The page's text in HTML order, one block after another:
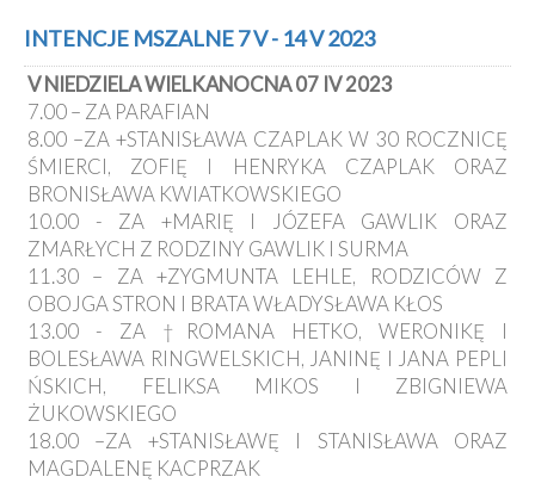
Kancelaria
Galeria
Nowy
Staw
Kapituła
Kolegiacka
Polecane
strony
Ochrona
Małoletnich
INTENCJE MSZALNE 7 V - 14 V 2023
V NIEDZIELA WIELKANOCNA 07 IV 2023
7.00 – ZA PARAFIAN
8.00 –ZA +STANISŁAWA CZAPLAK W 30 ROCZNICĘ
ŚMIERCI, ZOFIĘ I HENRYKA CZAPLAK ORAZ
BRONISŁAWA KWIATKOWSKIEGO
10.00 - ZA +MARIĘ I JÓZEFA GAWLIK ORAZ
ZMARŁYCH Z RODZINY GAWLIK I SURMA
11.30 – ZA +ZYGMUNTA LEHLE, RODZICÓW Z
OBOJGA STRON I BRATA WŁADYSŁAWA KŁOS
13.00 - ZA †ROMANA HETKO, WERONIKĘ I
BOLESŁAWA RINGWELSKICH, JANINĘ I JANA PEPLI
ŃSKICH, FELIKSA MIKOS I ZBIGNIEWA
ŻUKOWSKIEGO
18.00 –ZA +STANISŁAWĘ I STANISŁAWA ORAZ
MAGDALENĘ KACPRZAK